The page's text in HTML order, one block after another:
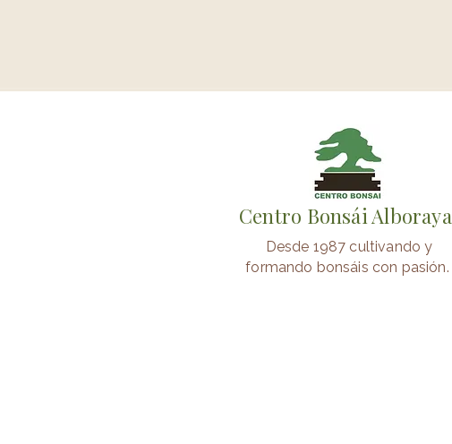
Centro Bonsái Alboraya
Desde 1987 cultivando y
formando bonsáis con pasión.